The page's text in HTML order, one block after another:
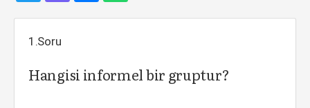
1.Soru
Hangisi informel bir gruptur?